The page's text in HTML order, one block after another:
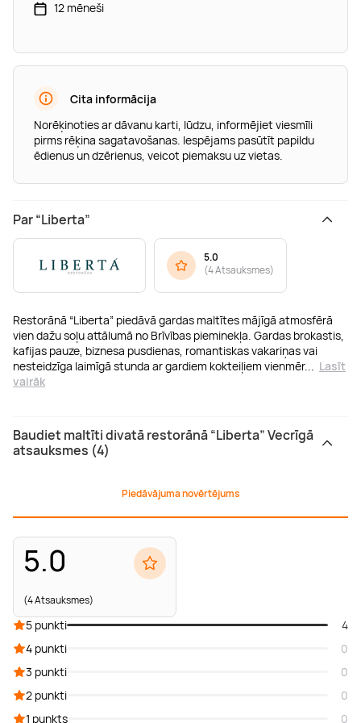
12 mēneši
Cita informācija
Norēķinoties ar dāvanu karti, lūdzu, informējiet viesmīli
pirms rēķina sagatavošanas. Iespējams pasūtīt papildu
ēdienus un dzērienus, veicot piemaksu uz vietas.
Par “Liberta”
Restorānā “Liberta” piedāvā gardas maltītes mājīgā atmosfērā
vien dažu soļu attālumā no Brīvības pieminekļa. Gardas brokastis,
kafijas pauze, biznesa pusdienas, romantiskas vakariņas vai
nesteidzīga laimīgā stunda ar gardiem kokteiļiem vienmēr... Lasīt
vairāk
5.0
(4 Atsauksmes)
Baudiet maltīti divatā restorānā “Liberta” Vecrīgā
atsauksmes (4)
Piedāvājuma novērtējums
5.0
(4 Atsauksmes)
5 punkti
4
4 punkti
0
3 punkti
0
2 punkti
0
1 punkts
0